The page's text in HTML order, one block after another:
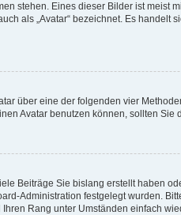
stehen. Eines dieser Bilder ist
als „Avatar“ bezeichnet. Es
über eine der folgenden vier
Avatar benutzen können, sollten Sie
Beiträge Sie bislang erstellt haben
Administration festgelegt wurden.
Rang unter Umständen einfach